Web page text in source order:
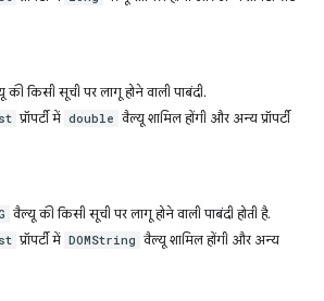
की किसी सूची पर लागू होने वाली पाबंदी.
प्रॉपर्टी में double वैल्यू शामिल होंगी और अन्य प्रॉपर्टी
वैल्यू की किसी सूची पर लागू होने वाली पाबंदी होती है.
प्रॉपर्टी में DOMString वैल्यू शामिल होंगी और अन्य